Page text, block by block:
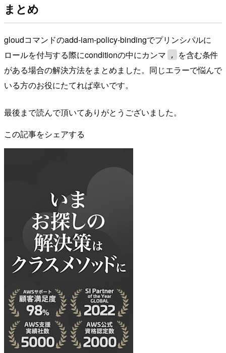
まとめ
gloudコマンドのadd-iam-policy-bindingでプリンシパルに
ロールを付与する際にconditionの中にカンマ
,
を含む条件
がある場合の解決方法をまとめました。同じエラーで悩んで
いる方のお役にたてれば幸いです。
最後まで読んで頂いてありがとうございました。
この記事をシェアする